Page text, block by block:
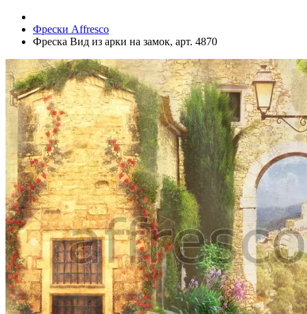
Фрески Affresco
Фреска Вид из арки на замок, арт. 4870